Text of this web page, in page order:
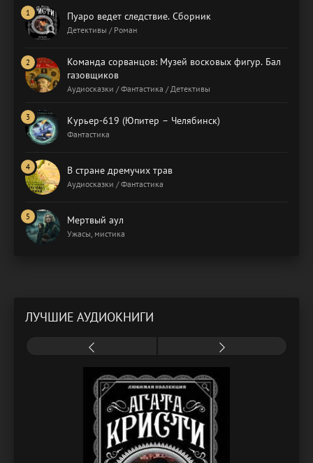
Пуаро ведет следствие. Сборник
Детективы / Роман
Команда сорванцов: Музей восковых фигур. Бал
газовщиков
Аудиосказки / Фантастика / Детективы
Курьер-619 (Юпитер – Челябинск)
Фантастика
В стране дремучих трав
Аудиосказки / Фантастика
Мертвый аул
Ужасы, мистика
ЛУЧШИЕ АУДИОКНИГИ